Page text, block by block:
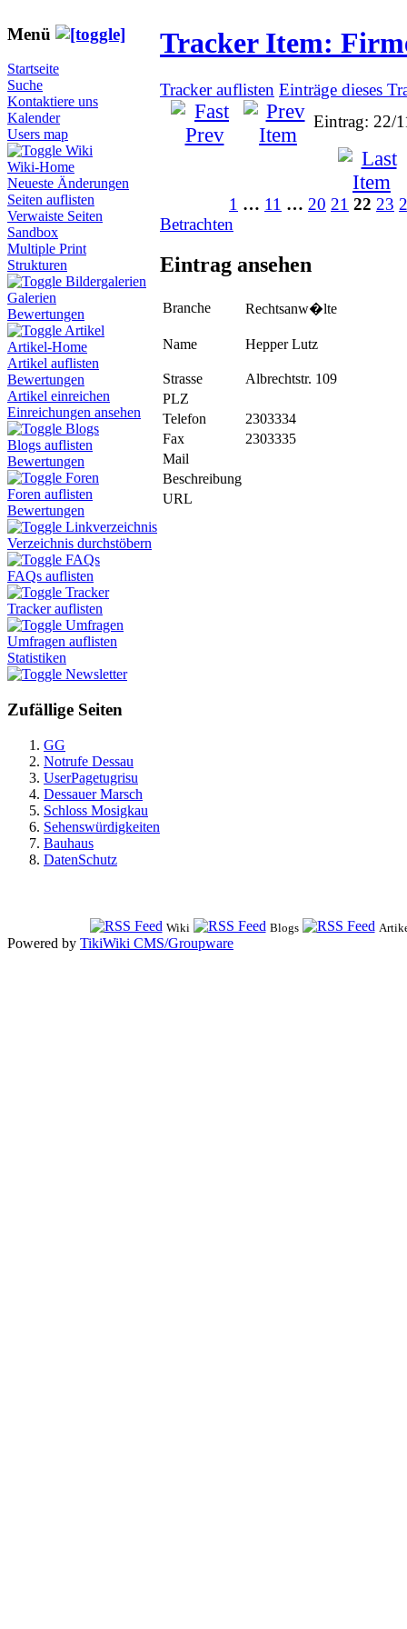
Menü
Startseite
Suche
Kontaktiere uns
Kalender
Users map
Wiki
Wiki-Home
Neueste Änderungen
Seiten auflisten
Verwaiste Seiten
Sandbox
Multiple Print
Strukturen
Bildergalerien
Galerien
Bewertungen
Artikel
Artikel-Home
Artikel auflisten
Bewertungen
Artikel einreichen
Einreichungen ansehen
Blogs
Blogs auflisten
Bewertungen
Foren
Foren auflisten
Bewertungen
Linkverzeichnis
Verzeichnis durchstöbern
FAQs
FAQs auflisten
Tracker
Tracker auflisten
Umfragen
Umfragen auflisten
Statistiken
Newsletter
Zufällige Seiten
GG
Notrufe Dessau
UserPagetugrisu
Dessauer Marsch
Schloss Mosigkau
Sehenswürdigkeiten
Bauhaus
DatenSchutz
Tracker Item:
Tracker auflisten Einträge dieses
Eintrag: 22/
1 … 11 … 20 21 22 23
Betrachten
Eintrag ansehen
Branche Rechtsanw�lte
Name Hepper Lutz
Strasse
Albrechtstr. 109
PLZ
Telefon
2303334
Fax
2303335
Mail
Beschreibung
URL
Wiki Blogs
Powered by TikiWiki CMS/Groupware